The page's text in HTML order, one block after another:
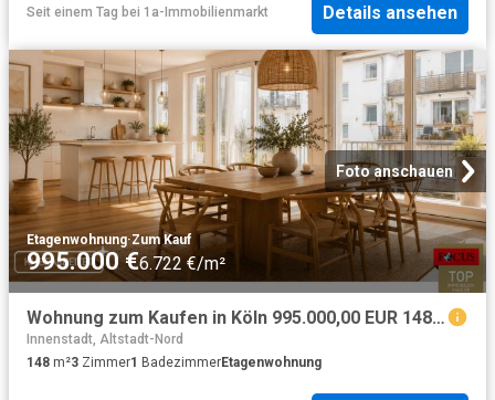
Seit einem Tag bei 1a-Immobilienmarkt Details ansehen
Foto anschauen
Etagenwohnung·Zum Kauf
995.000 €6.722 €/m²
Wohnung zum Kaufen in Köln 995.000,00 EUR 148.1 m²
Innenstadt, Altstadt-Nord
148 m²3 Zimmer1 BadezimmerEtagenwohnung